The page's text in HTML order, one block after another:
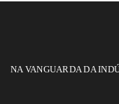
NA VANGUARDA DA